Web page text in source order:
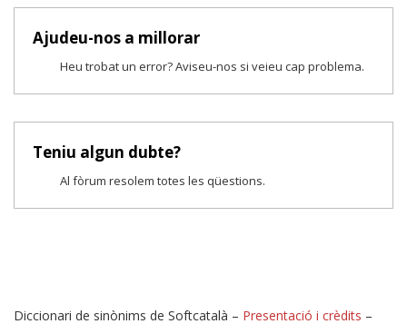
Ajudeu-nos a millorar
Heu trobat un error? Aviseu-nos si veieu cap problema.
Teniu algun dubte?
Al fòrum resolem totes les qüestions.
Diccionari de sinònims de Softcatalà – Presentació i crèdits –